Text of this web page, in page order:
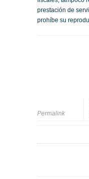
prestación de
prohíbe su
Permalink